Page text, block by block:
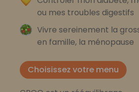
ou mes troubles digestifs
Vivre sereinement la
en famille, la ménopause
Choisissez votre menu